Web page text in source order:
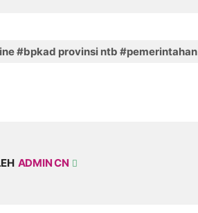
#bpkad provinsi ntb #pemerintahan
ADMIN CN